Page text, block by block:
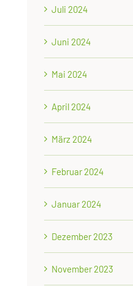
Juli 2024
Juni 2024
Mai 2024
April 2024
März 2024
Februar 2024
Januar 2024
Dezember 2023
November 2023